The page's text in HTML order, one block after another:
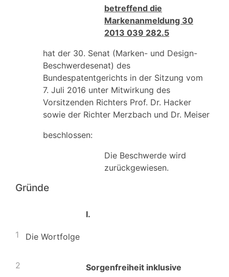
betreffend die
Markenanmeldung 30
2013 039 282.5
hat der 30. Senat (Marken- und Design-
Beschwerdesenat) des
Bundespatentgerichts in der Sitzung vom
7. Juli 2016 unter Mitwirkung des
Vorsitzenden Richters Prof. Dr. Hacker
sowie der Richter Merzbach und Dr. Meiser
beschlossen:
Die Beschwerde wird
zurückgewiesen.
Gründe
I.
1
Die Wortfolge
2 Sorgenfreiheit inklusive